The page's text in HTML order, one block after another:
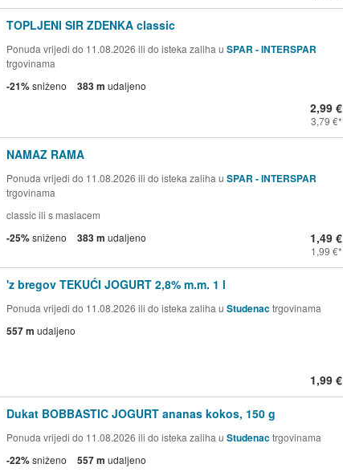
TOPLJENI SIR ZDENKA classic
Ponuda vrijedi do 11.08.2026 ili do isteka zaliha u SPAR - INTERSPAR
trgovinama
-21%sniženo 383 m udaljeno
2,99 €
3,79 €
NAMAZ RAMA
Ponuda vrijedi do 11.08.2026 ili do isteka zaliha u SPAR - INTERSPAR
trgovinama
classic ili s maslacem
-25%sniženo 383 m udaljeno 1,49 €
1,99 €
'z bregov TEKUĆI JOGURT 2,8% m.m. 1 l
Ponuda vrijedi do 11.08.2026 ili do isteka zaliha u Studenactrgovinama
557 m udaljeno
1,99 €
Dukat BOBBASTIC JOGURT ananas kokos, 150 g
Ponuda vrijedi do 11.08.2026 ili do isteka zaliha u Studenactrgovinama
-22%sniženo 557 m udaljeno